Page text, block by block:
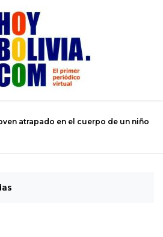
atrapado en el cuerpo de un niño